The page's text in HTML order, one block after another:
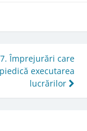
Împrejurări care
executarea
lucrărilor